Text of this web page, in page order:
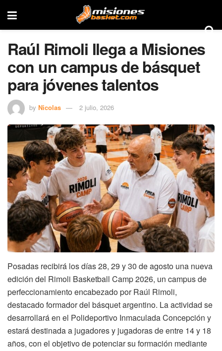
Raúl Rimoli llega a Misiones
con un campus de básquet
para jóvenes talentos
by Nicolas 2 julio, 2026
Posadas recibirá los días 28, 29 y 30 de agosto una nueva
edición del Rimoli Basketball Camp 2026, un campus de
perfeccionamiento encabezado por Raúl Rimoli,
destacado formador del básquet argentino. La actividad se
desarrollará en el Polideportivo Inmaculada Concepción y
estará destinada a jugadores y jugadoras de entre 14 y 18
años, con el objetivo de potenciar su formación mediante